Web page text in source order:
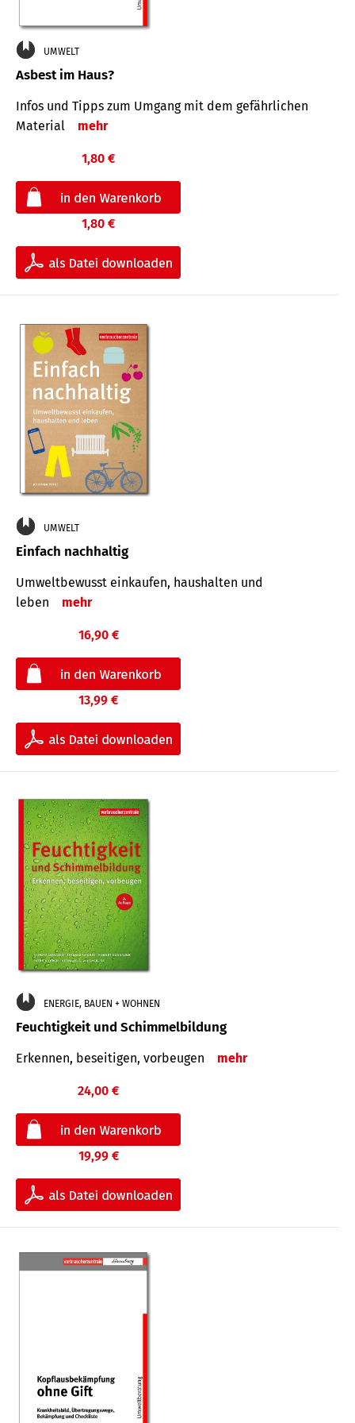
UMWELT
Asbest im Haus?
Infos und Tipps zum Um­gang mit dem ge­fähr­lichen
Mate­rial
mehr
1,80 €
1,80 €
UMWELT
Einfach nachhaltig
Umweltbewusst einkaufen, haushalten und
leben
mehr
16,90 €
13,99 €
ENERGIE, BAUEN + WOHNEN
Feuchtigkeit und Schimmelbildung
Erkennen, beseitigen, vorbeugen mehr
24,00 €
19,99 €